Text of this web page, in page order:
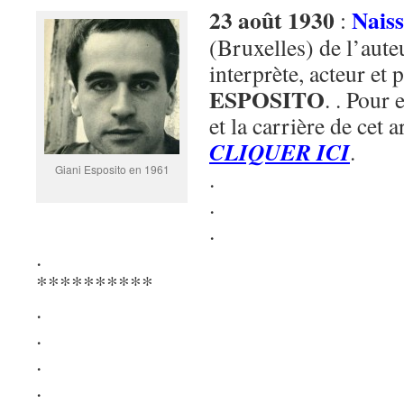
Giani Esposito en 1961
23 août 1930 :
(Bruxelles) de
interprète, acteur et
ESPOSITO. . Pour
et la carrière de cet
CLIQUER ICI.
.
.
.
.
**********
.
.
.
.